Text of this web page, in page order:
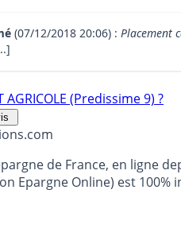
(07/12/2018 20:06) : Placement
AGRICOLE (Predissime 9) ?
de France, en ligne
Epargne Online) est 100%